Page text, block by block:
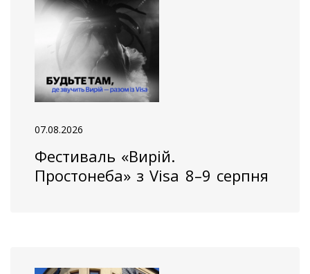
07.08.2026
Фестиваль «Вирій.
Простонеба» з Visa 8–9 серпня